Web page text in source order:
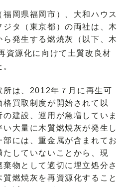
岡県福岡市）、大和ハウス
タ（東京都）の両社は、木
発生する燃焼灰（以下、木
資源化に向けて土質改良材
は、2012年７月に再生可
買取制度が開始されて以
建設、運用が急増していま
大量に木質燃焼灰が発生し
部には、重金属が含まれてお
たしていないことから、現
物として適切に埋立処分さ
燃焼灰を再資源化すること